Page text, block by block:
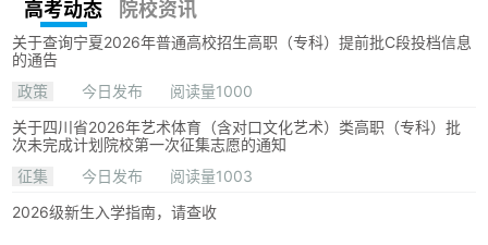
高考动态 院校资讯
关于查询宁夏2026年普通高校招生高职（专科）提前批C段投档信息
的通告
政策
今日发布
阅读量1000
关于四川省2026年艺术体育（含对口文化艺术）类高职（专科）批
次未完成计划院校第一次征集志愿的通知
征集
今日发布
阅读量1003
2026级新生入学指南，请查收